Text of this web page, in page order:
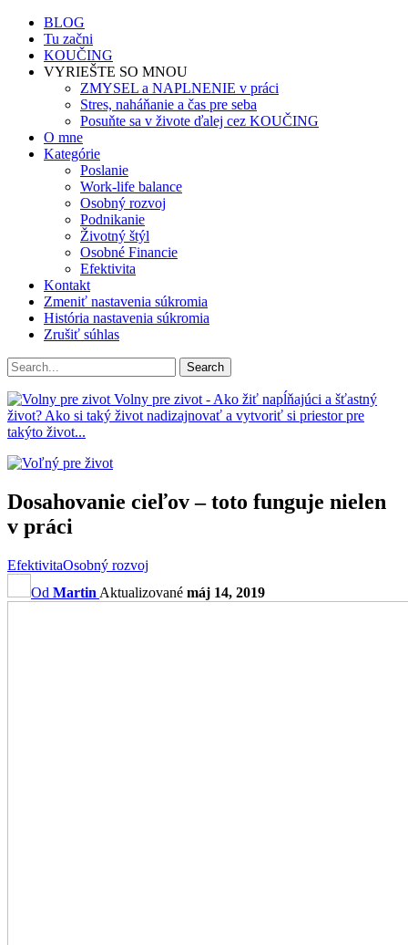
BLOG
Tu začni
KOUČING
VYRIEŠTE SO MNOU
ZMYSEL a NAPLNENIE v práci
Stres, naháňanie a čas pre seba
Posuňte sa v živote ďalej cez KOUČING
O mne
Kategórie
Poslanie
Work-life balance
Osobný rozvoj
Podnikanie
Životný štýl
Osobné Financie
Efektivita
Kontakt
Zmeniť nastavenia súkromia
História nastavenia súkromia
Zrušiť súhlas
Volny pre zivot - Ako žiť napĺňajúci a šťastný
život? Ako si taký život nadizajnovať a vytvoriť si priestor pre
takýto život...
Dosahovanie cieľov – toto funguje nielen
v práci
EfektivitaOsobný rozvoj
Od Martin Aktualizované máj 14, 2019